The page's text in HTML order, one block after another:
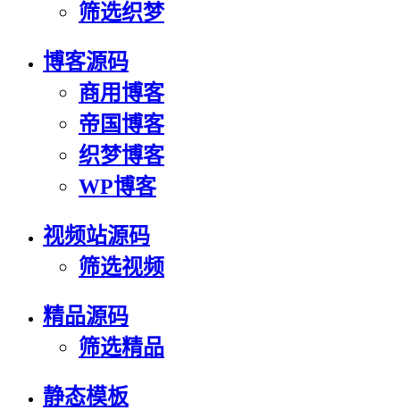
筛选织梦
博客源码
商用博客
帝国博客
织梦博客
WP博客
视频站源码
筛选视频
精品源码
筛选精品
静态模板